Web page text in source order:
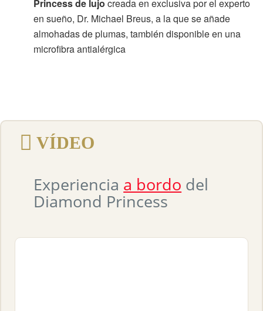
Princess de lujo creada en exclusiva por el experto
en sueño, Dr. Michael Breus, a la que se añade
almohadas de plumas, también disponible en una
microfibra antialérgica
VÍDEO
Experiencia a bordo del
Diamond Princess